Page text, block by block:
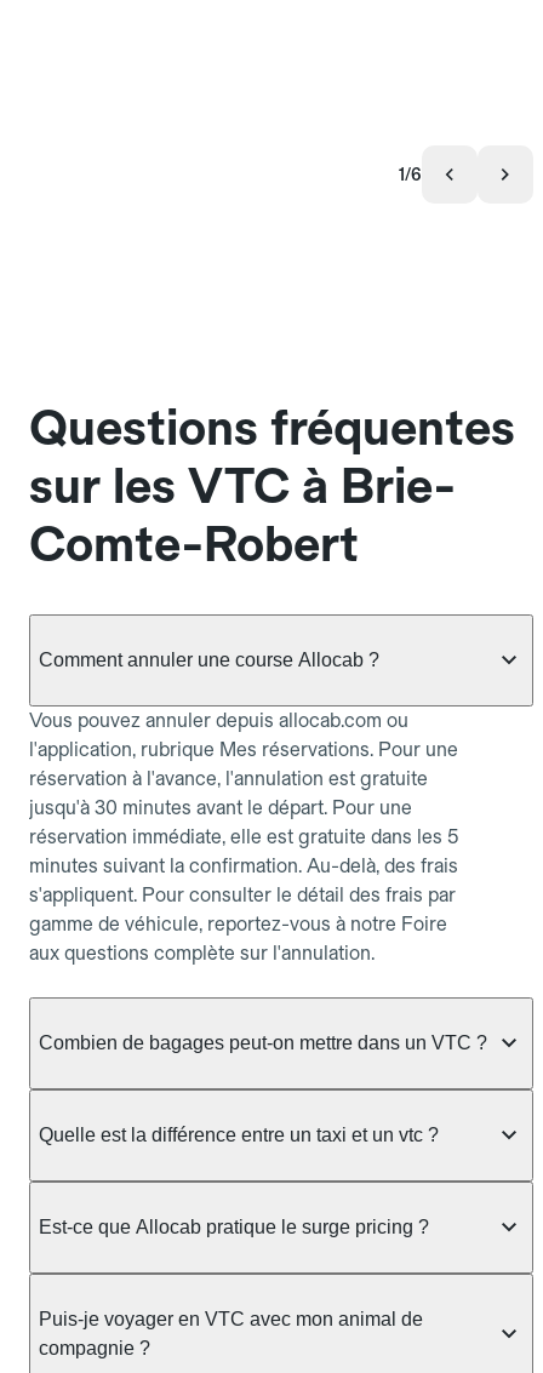
1/6
Questions fréquentes
sur les VTC à Brie-
Comte-Robert
Comment annuler une course Allocab ?
Vous pouvez annuler depuis allocab.com ou
l'application, rubrique Mes réservations. Pour une
réservation à l'avance, l'annulation est gratuite
jusqu'à 30 minutes avant le départ. Pour une
réservation immédiate, elle est gratuite dans les 5
minutes suivant la confirmation. Au-delà, des frais
s'appliquent. Pour consulter le détail des frais par
gamme de véhicule, reportez-vous à notre Foire
aux questions complète sur l'annulation.
Combien de bagages peut-on mettre dans un VTC ?
réservée :
Berline, Green, Berline Affaires, VAO : jusqu'à 3
Moto-taxi : jusqu'à 2 bagages cabine TPMR : 1
bagage
Le prix de la course ne change pas selon le
nombre de bagages. Si vous avez des bagages
Quelle est la différence entre un taxi et un vtc ?
dans la rue ou à une station, avec un tarif calculé au
réservation préalable et propose un prix fixe connu
à l'avance, sans mauvaise surprise ni frais cachés.
Chez Allocab, tous les chauffeurs sont des
Est-ce que Allocab pratique le surge pricing ?
prix de votre course est calculé et affiché avant la
validation de la réservation, puis fixé définitivement.
Puis-je voyager en VTC avec mon animal de
compagnie ?